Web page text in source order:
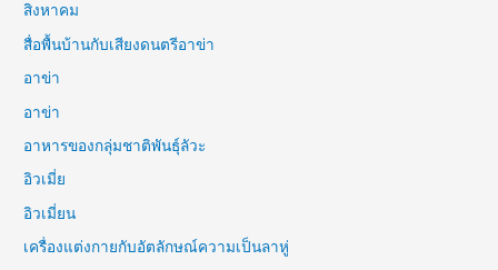
สิงหาคม
สื่อพื้นบ้านกับเสียงดนตรีอาข่า
อาข่า
อาข่า
อาหารของกลุ่มชาติพันธุ์ลัวะ
อิวเมี่ย
อิวเมี่ยน
เครื่องแต่งกายกับอัตลักษณ์ความเป็นลาหู่